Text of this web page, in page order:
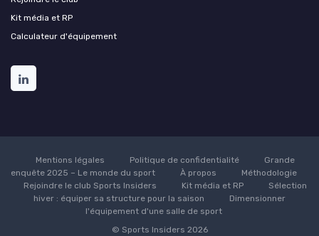
Kit média et RP
Calculateur d'équipement
Mentions légales Politique de confidentialité
Grande
enquête 2025 – Le monde du sport
À propos
Méthodologie
Rejoindre le club Sports Insiders
Kit média et RP
Sélection
hiver : équiper sa structure pour la saison
Dimensionner
l'équipement d'une salle de sport
© Sports Insiders 2026